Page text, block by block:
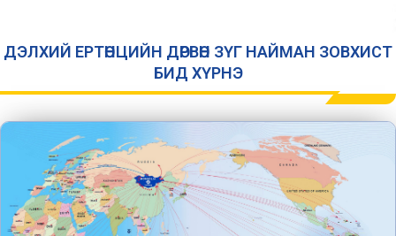
ДЭЛХИЙ ЕРТӨНЦИЙН ДӨРВӨН ЗҮГ НАЙМАН ЗОВХИСТ
БИД ХҮРНЭ